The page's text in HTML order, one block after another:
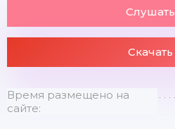
Слушать
Скачать
Время размещено на
сайте: